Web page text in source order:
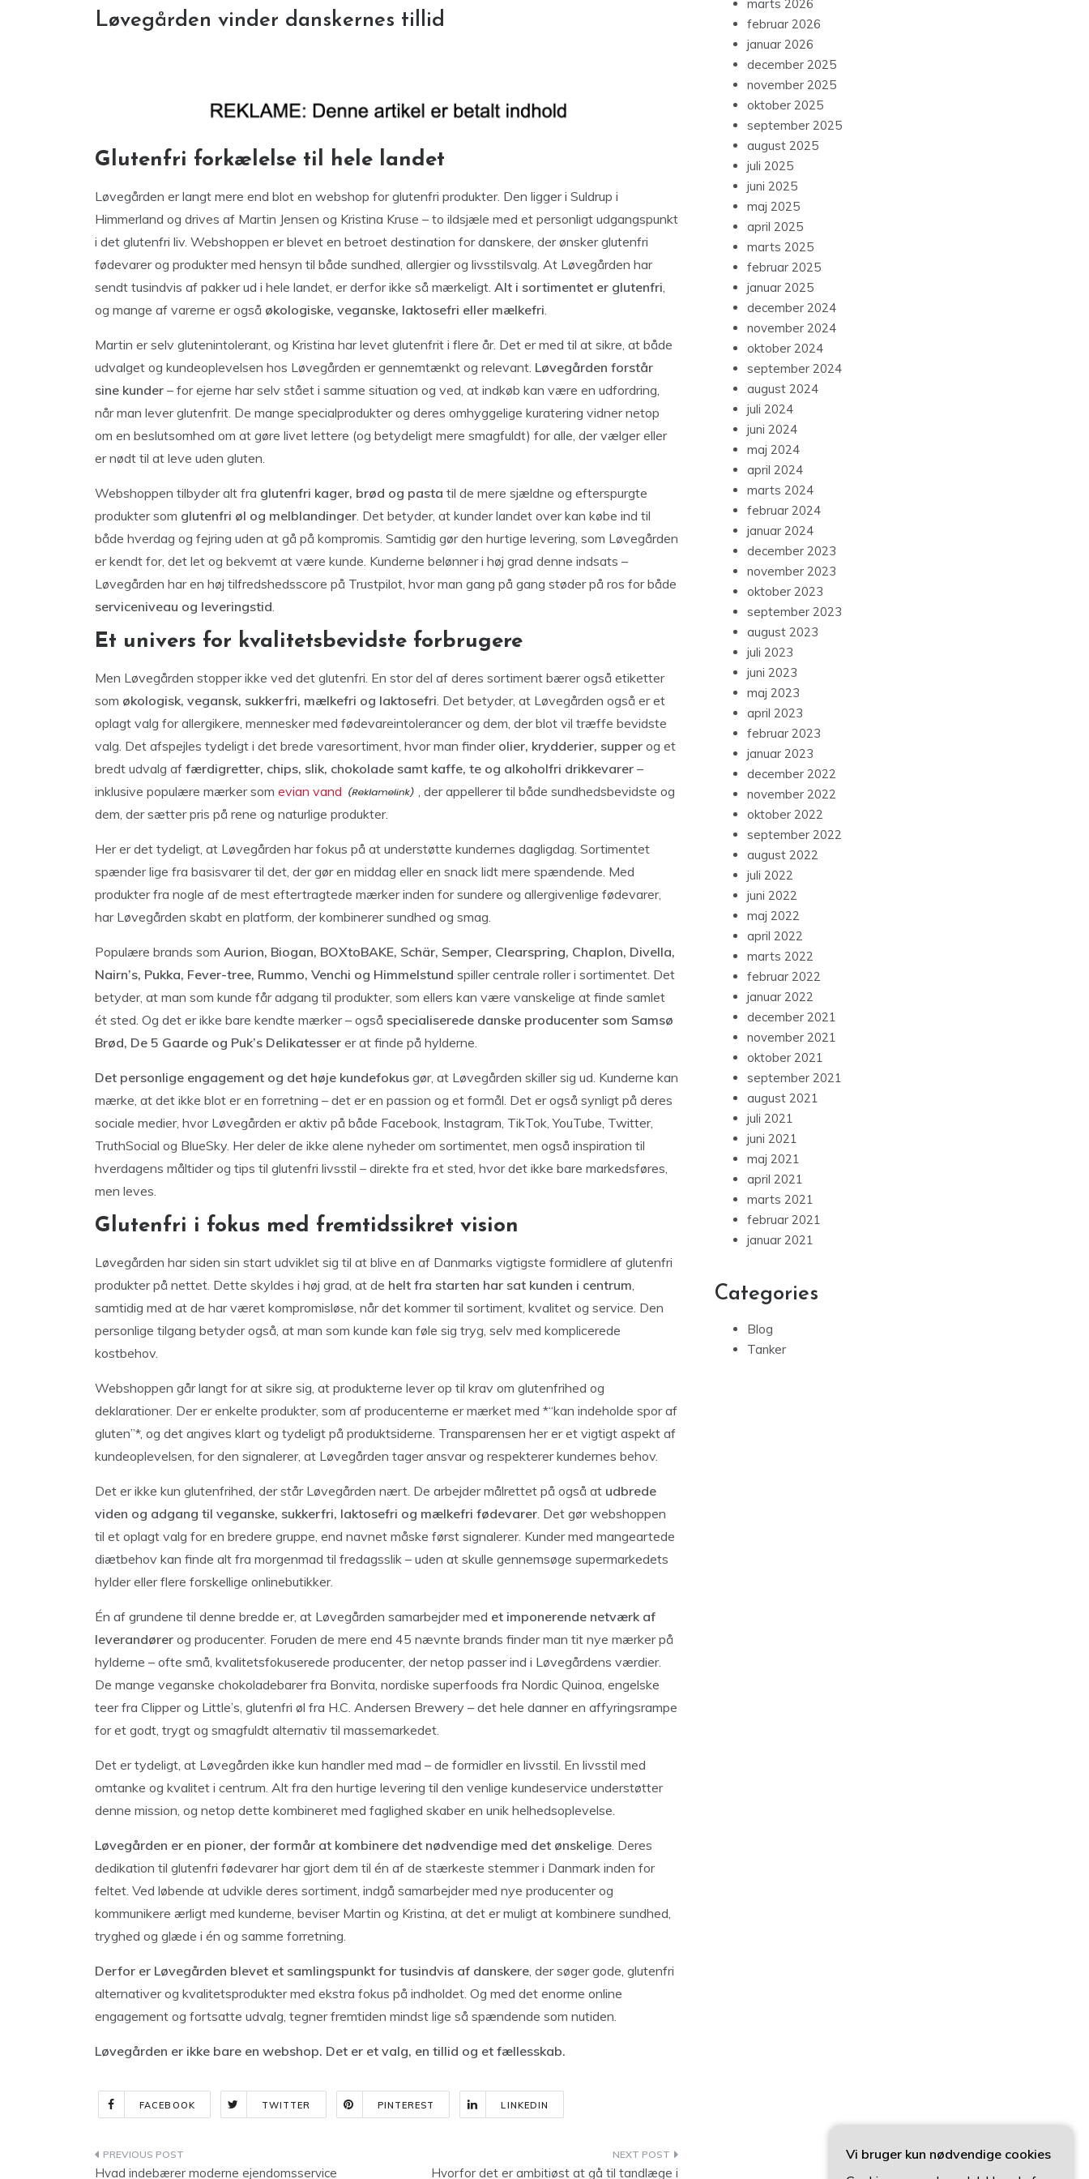
Løvegården vinder danskernes tillid
Glutenfri forkælelse til hele landet
Løvegården er langt mere end blot en webshop for glutenfri produkter. Den ligger i Suldrup i
Himmerland og drives af Martin Jensen og Kristina Kruse – to ildsjæle med et personligt udgangspunkt
i det glutenfri liv. Webshoppen er blevet en betroet destination for danskere, der ønsker glutenfri
fødevarer og produkter med hensyn til både sundhed, allergier og livsstilsvalg. At Løvegården har
sendt tusindvis af pakker ud i hele landet, er derfor ikke så mærkeligt. Alt i sortimentet er glutenfri
og mange af varerne er også økologiske, veganske, laktosefri eller mælkefri
Martin er selv glutenintolerant, og Kristina har levet glutenfrit i flere år. Det er med til at sikre, at både
udvalget og kundeoplevelsen hos Løvegården er gennemtænkt og relevant. Løvegården forstår
sine kunder – for ejerne har selv stået i samme situation og ved, at indkøb kan være en udfordring,
når man lever glutenfrit. De mange specialprodukter og deres omhyggelige kuratering vidner netop
om en beslutsomhed om at gøre livet lettere (og betydeligt mere smagfuldt) for alle, der vælger eller
er nødt til at leve uden gluten.
Webshoppen tilbyder alt fra glutenfri kager, brød og pasta til de mere sjældne og efterspurgte
produkter som glutenfri øl og melblandinger . Det betyder, at kunder landet over kan købe ind til
både hverdag og fejring uden at gå på kompromis. Samtidig gør den hurtige levering, som Løvegården
er kendt for, det let og bekvemt at være kunde. Kunderne belønner i høj grad denne indsats –
Løvegården har en høj tilfredshedsscore på Trustpilot, hvor man gang på gang støder på ros for både
serviceniveau og leveringstid
Et univers for kvalitetsbevidste forbrugere
Men Løvegården stopper ikke ved det glutenfri. En stor del af deres sortiment bærer også etiketter
som økologisk, vegansk, sukkerfri, mælkefri og laktosefri . Det betyder, at Løvegården også er et
oplagt valg for allergikere, mennesker med fødevareintolerancer og dem, der blot vil træffe bevidste
valg. Det afspejles tydeligt i det brede varesortiment, hvor man finder olier, krydderier, supper og et
bredt udvalg af færdigretter, chips, slik, chokolade samt kaffe, te og alkoholfri drikkevarer –
inklusive populære mærker som evian vand
, der appellerer til både sundhedsbevidste og
dem, der sætter pris på rene og naturlige produkter.
Her er det tydeligt, at Løvegården har fokus på at understøtte kundernes dagligdag. Sortimentet
spænder lige fra basisvarer til det, der gør en middag eller en snack lidt mere spændende. Med
produkter fra nogle af de mest eftertragtede mærker inden for sundere og allergivenlige fødevarer,
har Løvegården skabt en platform, der kombinerer sundhed og smag.
Populære brands som Aurion, Biogan, BOXtoBAKE, Schär, Semper, Clearspring, Chaplon, Divella,
Nairn’s, Pukka, Fever-tree, Rummo, Venchi og Himmelstund spiller centrale roller i sortimentet. Det
betyder, at man som kunde får adgang til produkter, som ellers kan være vanskelige at finde samlet
ét sted. Og det er ikke bare kendte mærker – også specialiserede danske producenter som Samsø
Brød, De 5 Gaarde og Puk’s Delikatesser er at finde på hylderne.
Det personlige engagement og det høje kundefokus gør, at Løvegården skiller sig ud. Kunderne kan
mærke, at det ikke blot er en forretning – det er en passion og et formål. Det er også synligt på deres
sociale medier, hvor Løvegården er aktiv på både Facebook, Instagram, TikTok, YouTube, Twitter,
TruthSocial og BlueSky. Her deler de ikke alene nyheder om sortimentet, men også inspiration til
hverdagens måltider og tips til glutenfri livsstil – direkte fra et sted, hvor det ikke bare markedsføres,
men leves.
Glutenfri i fokus med fremtidssikret vision
Løvegården har siden sin start udviklet sig til at blive en af Danmarks vigtigste formidlere af glutenfri
produkter på nettet. Dette skyldes i høj grad, at de helt fra starten har sat kunden i centrum
samtidig med at de har været kompromisløse, når det kommer til sortiment, kvalitet og service. Den
personlige tilgang betyder også, at man som kunde kan føle sig tryg, selv med komplicerede
kostbehov.
Webshoppen går langt for at sikre sig, at produkterne lever op til krav om glutenfrihed og
deklarationer. Der er enkelte produkter, som af producenterne er mærket med *“kan indeholde spor af
gluten”*, og det angives klart og tydeligt på produktsiderne. Transparensen her er et vigtigt aspekt af
kundeoplevelsen, for den signalerer, at Løvegården tager ansvar og respekterer kundernes behov.
Det er ikke kun glutenfrihed, der står Løvegården nært. De arbejder målrettet på også at udbrede
viden og adgang til veganske, sukkerfri, laktosefri og mælkefri fødevarer . Det gør webshoppen
til et oplagt valg for en bredere gruppe, end navnet måske først signalerer. Kunder med mangeartede
diætbehov kan finde alt fra morgenmad til fredagsslik – uden at skulle gennemsøge supermarkedets
hylder eller flere forskellige onlinebutikker.
Én af grundene til denne bredde er, at Løvegården samarbejder med et imponerende netværk af
leverandører og producenter. Foruden de mere end 45 nævnte brands finder man tit nye mærker på
hylderne – ofte små, kvalitetsfokuserede producenter, der netop passer ind i Løvegårdens værdier.
De mange veganske chokoladebarer fra Bonvita, nordiske superfoods fra Nordic Quinoa, engelske
teer fra Clipper og Little’s, glutenfri øl fra H.C. Andersen Brewery – det hele danner en affyringsrampe
for et godt, trygt og smagfuldt alternativ til massemarkedet.
Det er tydeligt, at Løvegården ikke kun handler med mad – de formidler en livsstil. En livsstil med
omtanke og kvalitet i centrum. Alt fra den hurtige levering til den venlige kundeservice understøtter
denne mission, og netop dette kombineret med faglighed skaber en unik helhedsoplevelse.
Løvegården er en pioner, der formår at kombinere det nødvendige med det ønskelige . Deres
dedikation til glutenfri fødevarer har gjort dem til én af de stærkeste stemmer i Danmark inden for
feltet. Ved løbende at udvikle deres sortiment, indgå samarbejder med nye producenter og
kommunikere ærligt med kunderne, beviser Martin og Kristina, at det er muligt at kombinere sundhed,
tryghed og glæde i én og samme forretning.
Derfor er Løvegården blevet et samlingspunkt for tusindvis af danskere , der søger gode, glutenfri
alternativer og kvalitetsprodukter med ekstra fokus på indholdet. Og med det enorme online
engagement og fortsatte udvalg, tegner fremtiden mindst lige så spændende som nutiden.
Løvegården er ikke bare en webshop. Det er et valg, en tillid og et fællesskab.
FACEBOOK TWITTER PINTEREST LINKEDIN
Indlægsnavigation
Hvad indebærer moderne ejendomsservice Hvorfor det er ambitiøst at gå til tandlæge i
marts 2026
februar 2026
januar 2026
december 2025
november 2025
oktober 2025
september 2025
august 2025
juli 2025
juni 2025
maj 2025
april 2025
marts 2025
februar 2025
januar 2025
december 2024
november 2024
oktober 2024
september 2024
august 2024
juli 2024
juni 2024
maj 2024
april 2024
marts 2024
februar 2024
januar 2024
december 2023
november 2023
oktober 2023
september 2023
august 2023
juli 2023
juni 2023
maj 2023
april 2023
februar 2023
januar 2023
december 2022
november 2022
oktober 2022
september 2022
august 2022
juli 2022
juni 2022
maj 2022
april 2022
marts 2022
februar 2022
januar 2022
december 2021
november 2021
oktober 2021
september 2021
august 2021
juli 2021
juni 2021
maj 2021
april 2021
marts 2021
februar 2021
januar 2021
Categories
Blog
Tanker
Vi bruger kun nødvendige cookies